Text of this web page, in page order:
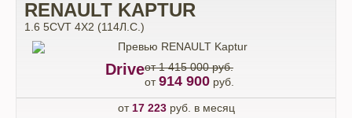
RENAULT KAPTUR
1.6 5CVT 4X2 (114Л.С.)
Driveот 1 415 000 руб.
от914 900 руб.
от 17 223руб. в месяц